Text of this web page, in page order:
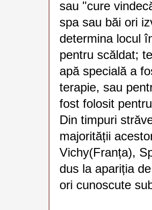
sau "cure
spa sau băi ori
determina locul
pentru scăldat;
apă specială a
terapie, sau
fost folosit
Din timpuri
majorității
Vichy(Franța),
dus la apariția
ori cunoscute